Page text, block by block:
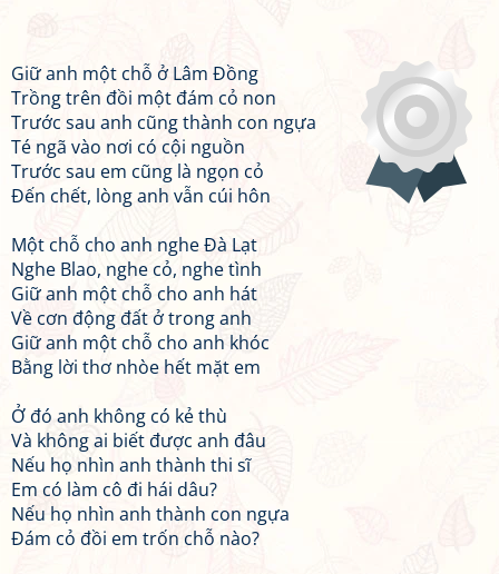
Giữ anh một chỗ ở Lâm Đồng
Trồng trên đồi một đám cỏ non
Trước sau anh cũng thành con ngựa
Té ngã vào nơi có cội nguồn
Trước sau em cũng là ngọn cỏ
Đến chết, lòng anh vẫn cúi hôn
Một chỗ cho anh nghe Đà Lạt
Nghe Blao, nghe cỏ, nghe tình
Giữ anh một chỗ cho anh hát
Về cơn động đất ở trong anh
Giữ anh một chỗ cho anh khóc
Bằng lời thơ nhòe hết mặt em
Ở đó anh không có kẻ thù
Và không ai biết được anh đâu
Nếu họ nhìn anh thành thi sĩ
Em có làm cô đi hái dâu?
Nếu họ nhìn anh thành con ngựa
Đám cỏ đồi em trốn chỗ nào?